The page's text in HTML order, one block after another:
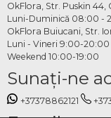
OkFlora, Str. Puskin 44,
Luni-Duminică 08:00 -
OkFlora Buiucani, Str.
Luni - Vineri 9:00-20:00
Weekend 10:00-19:00
Sunaţi-ne
+37378862121